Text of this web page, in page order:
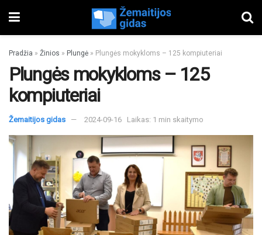
Pradžia » Žinios » Plungė » Plungės mokykloms – 125 kompiuteriai
Plungės mokykloms – 125
kompiuteriai
Žemaitijos gidas 2024-09-16 Laikas: 1 min skaitymo